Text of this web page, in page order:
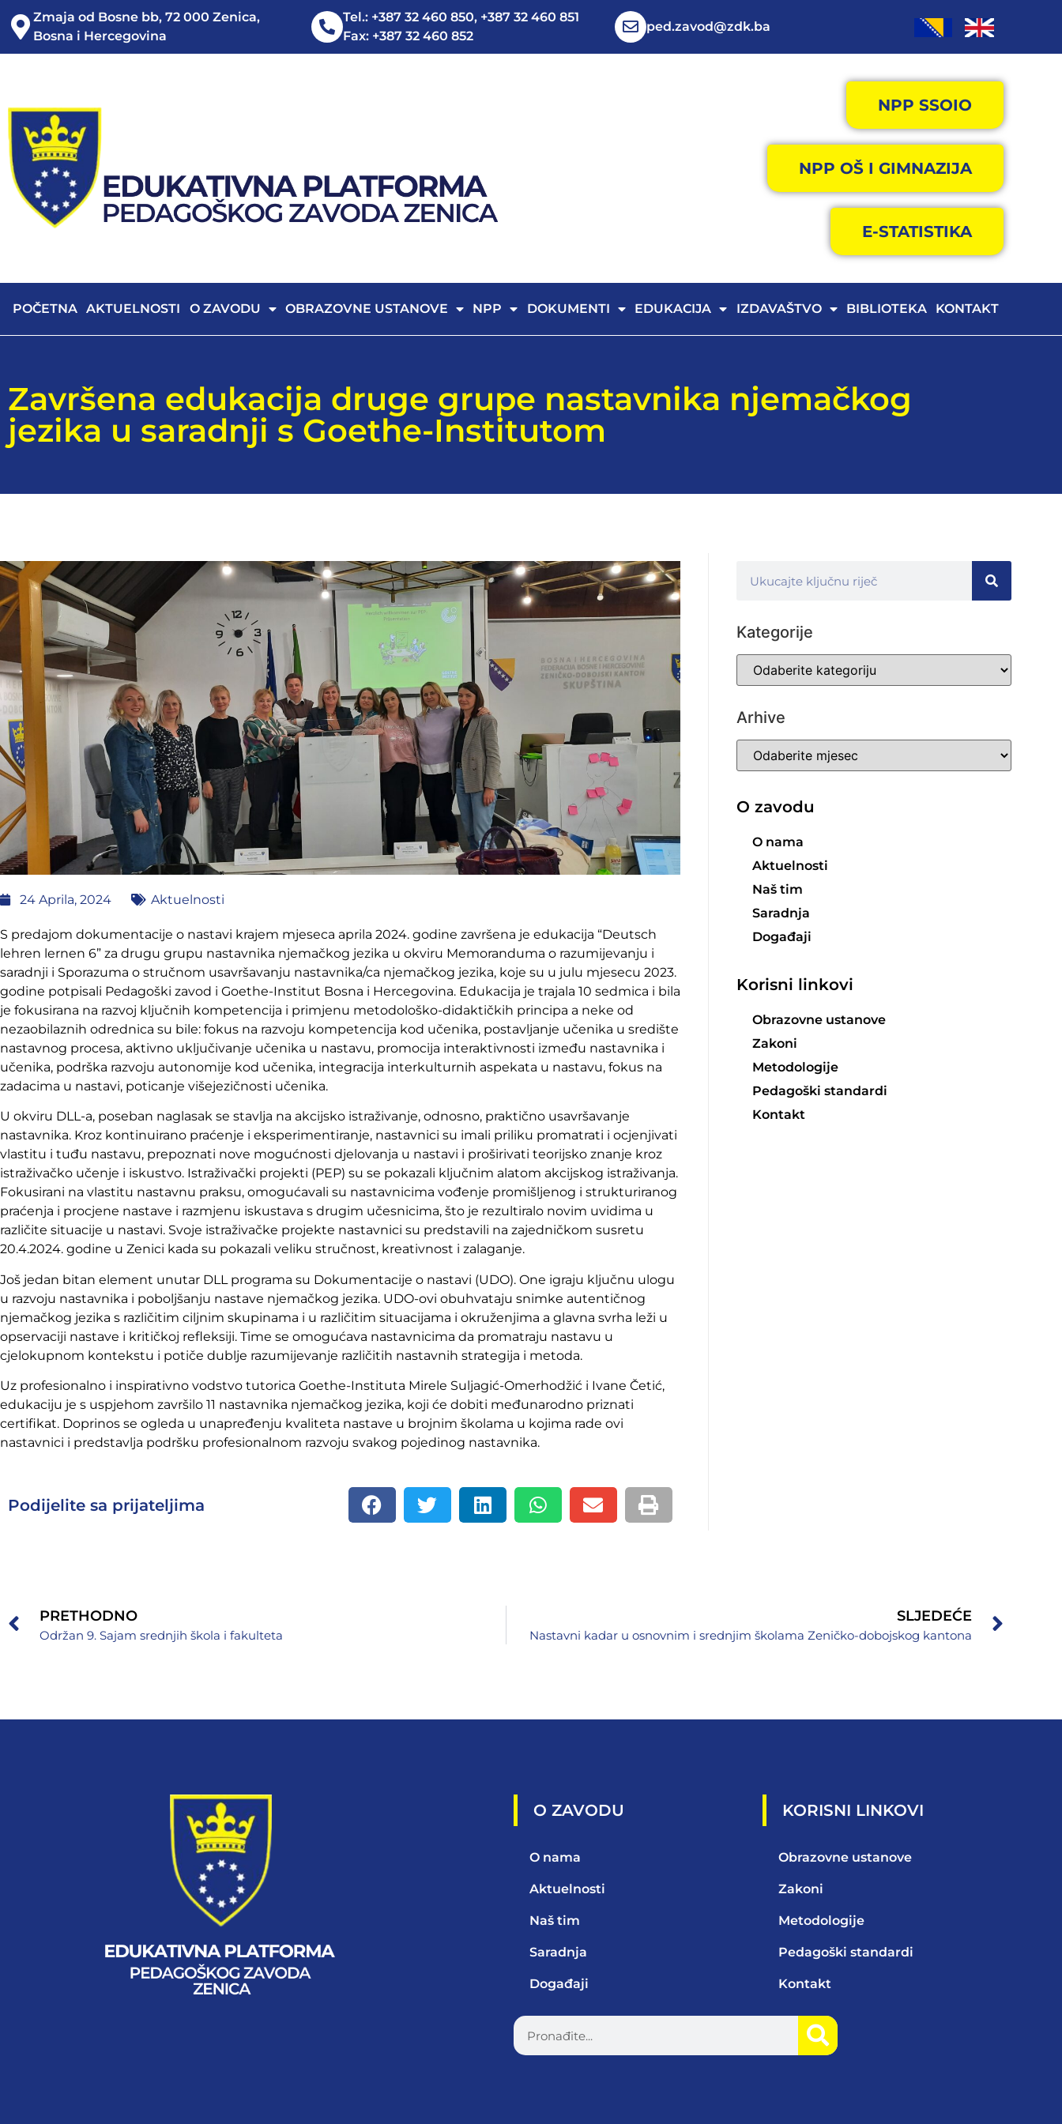
Zmaja od Bosne bb, 72 000 Zenica,
Bosna i Hercegovina
Tel.: +387 32 460 850, +387 32 460 851
Fax: +387 32 460 852
ped.zavod@zdk.ba
NPP SSOIO
NPP OŠ I GIMNAZIJA
E-STATISTIKA
POČETNA AKTUELNOSTI O ZAVODU OBRAZOVNE USTANOVE NPP DOKUMENTI EDUKACIJA IZDAVAŠTVO BIBLIOTEKA KONTAKT
Završena edukacija druge grupe nastavnika njemačkog
jezika u saradnji s Goethe-Institutom
24 Aprila, 2024 Aktuelnosti
S predajom dokumentacije o nastavi krajem mjeseca aprila 2024. godine završena je edukacija “Deutsch
lehren lernen 6” za drugu grupu nastavnika njemačkog jezika u okviru Memoranduma o razumijevanju i
saradnji i Sporazuma o stručnom usavršavanju nastavnika/ca njemačkog jezika, koje su u julu mjesecu 2023.
godine potpisali Pedagoški zavod i Goethe-Institut Bosna i Hercegovina. Edukacija je trajala 10 sedmica i bila
je fokusirana na razvoj ključnih kompetencija i primjenu metodološko-didaktičkih principa a neke od
nezaobilaznih odrednica su bile: fokus na razvoju kompetencija kod učenika, postavljanje učenika u središte
nastavnog procesa, aktivno uključivanje učenika u nastavu, promocija interaktivnosti između nastavnika i
učenika, podrška razvoju autonomije kod učenika, integracija interkulturnih aspekata u nastavu, fokus na
zadacima u nastavi, poticanje višejezičnosti učenika.
U okviru DLL-a, poseban naglasak se stavlja na akcijsko istraživanje, odnosno, praktično usavršavanje
nastavnika. Kroz kontinuirano praćenje i eksperimentiranje, nastavnici su imali priliku promatrati i ocjenjivati
vlastitu i tuđu nastavu, prepoznati nove mogućnosti djelovanja u nastavi i proširivati teorijsko znanje kroz
istraživačko učenje i iskustvo. Istraživački projekti (PEP) su se pokazali ključnim alatom akcijskog istraživanja.
Fokusirani na vlastitu nastavnu praksu, omogućavali su nastavnicima vođenje promišljenog i strukturiranog
praćenja i procjene nastave i razmjenu iskustava s drugim učesnicima, što je rezultiralo novim uvidima u
različite situacije u nastavi. Svoje istraživačke projekte nastavnici su predstavili na zajedničkom susretu
20.4.2024. godine u Zenici kada su pokazali veliku stručnost, kreativnost i zalaganje.
Još jedan bitan element unutar DLL programa su Dokumentacije o nastavi (UDO). One igraju ključnu ulogu
u razvoju nastavnika i poboljšanju nastave njemačkog jezika. UDO-ovi obuhvataju snimke autentičnog
njemačkog jezika s različitim ciljnim skupinama i u različitim situacijama i okruženjima a glavna svrha leži u
opservaciji nastave i kritičkoj refleksiji. Time se omogućava nastavnicima da promatraju nastavu u
cjelokupnom kontekstu i potiče dublje razumijevanje različitih nastavnih strategija i metoda.
Uz profesionalno i inspirativno vodstvo tutorica Goethe-Instituta Mirele Suljagić-Omerhodžić i Ivane Četić,
edukaciju je s uspjehom završilo 11 nastavnika njemačkog jezika, koji će dobiti međunarodno priznati
certifikat. Doprinos se ogleda u unapređenju kvaliteta nastave u brojnim školama u kojima rade ovi
nastavnici i predstavlja podršku profesionalnom razvoju svakog pojedinog nastavnika.
Podijelite sa prijateljima
Kategorije
Arhive
O zavodu
O nama
Aktuelnosti
Naš tim
Saradnja
Događaji
Korisni linkovi
Obrazovne ustanove
Zakoni
Metodologije
Pedagoški standardi
Kontakt
PRETHODNO
Održan 9. Sajam srednjih škola i fakulteta
SLJEDEĆE
Nastavni kadar u osnovnim i srednjim školama Zeničko-dobojskog kantona
O ZAVODU
O nama
Aktuelnosti
Naš tim
Saradnja
Događaji
KORISNI LINKOVI
Obrazovne ustanove
Zakoni
Metodologije
Pedagoški standardi
Kontakt